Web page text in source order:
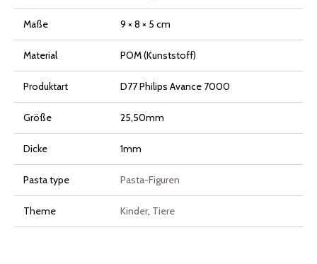
Maße 9 × 8 × 5 cm
Material POM (Kunststoff)
Produktart D77 Philips Avance 7000
Größe 25,50mm
Dicke 1mm
Pasta type Pasta-Figuren
Theme Kinder, Tiere